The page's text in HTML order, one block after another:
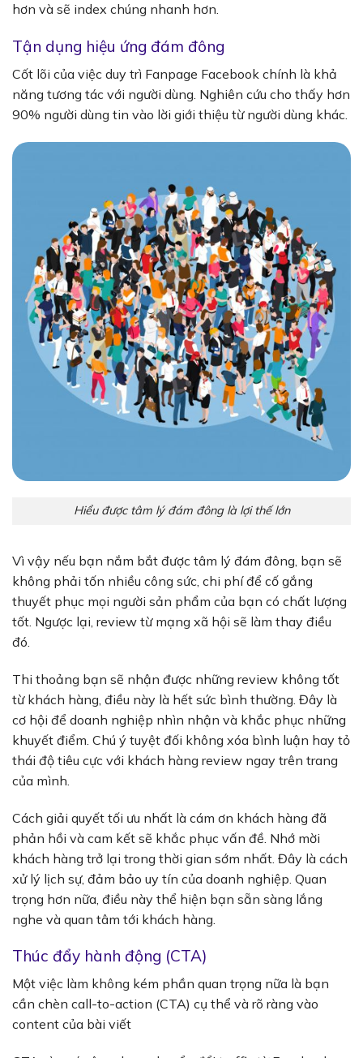
hơn và sẽ index chúng nhanh hơn.
Tận dụng hiệu ứng đám đông
Cốt lõi của việc duy trì Fanpage Facebook chính là khả
năng tương tác với người dùng. Nghiên cứu cho thấy hơn
90% người dùng tin vào lời giới thiệu từ người dùng khác.
Hiểu được tâm lý đám đông là lợi thế lớn
Vì vậy nếu bạn nắm bắt được tâm lý đám đông, bạn sẽ
không phải tốn nhiều công sức, chi phí để cố gắng
thuyết phục mọi người sản phẩm của bạn có chất lượng
tốt. Ngược lại, review từ mạng xã hội sẽ làm thay điều
đó.
Thi thoảng bạn sẽ nhận được những review không tốt
từ khách hàng, điều này là hết sức bình thường. Đây là
cơ hội để doanh nghiệp nhìn nhận và khắc phục những
khuyết điểm. Chú ý tuyệt đối không xóa bình luận hay tỏ
thái độ tiêu cực với khách hàng review ngay trên trang
của mình.
Cách giải quyết tối ưu nhất là cám ơn khách hàng đã
phản hồi và cam kết sẽ khắc phục vấn đề. Nhớ mời
khách hàng trở lại trong thời gian sớm nhất. Đây là cách
xử lý lịch sự, đảm bảo uy tín của doanh nghiệp. Quan
trọng hơn nữa, điều này thể hiện bạn sẵn sàng lắng
nghe và quan tâm tới khách hàng.
Thúc đẩy hành động (CTA)
Một việc làm không kém phần quan trọng nữa là bạn
cần chèn call-to-action (CTA) cụ thể và rõ ràng vào
content của bài viết